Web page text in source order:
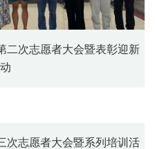
二次志愿者大会暨表彰迎新
次志愿者大会暨系列培训活